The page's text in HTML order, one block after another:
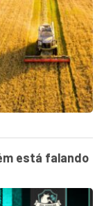
está falando